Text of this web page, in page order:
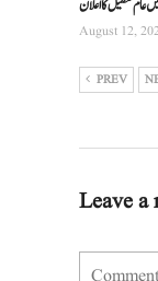
عام تعطیل کا اعلان
August 12,
PREV
Leave a